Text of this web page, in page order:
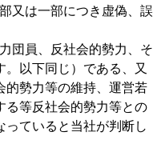
又は一部につき虚偽、誤
団員、反社会的勢力、そ
以下同じ）である、又
的勢力等の維持、運営若
る等反社会的勢力等との
ていると当社が判断し